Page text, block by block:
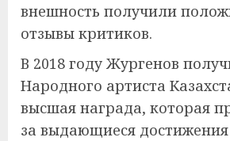
внешность получили
отзывы критиков.
В 2018 году Жургенов
Народного артиста
высшая награда, которая
за выдающиеся достижения